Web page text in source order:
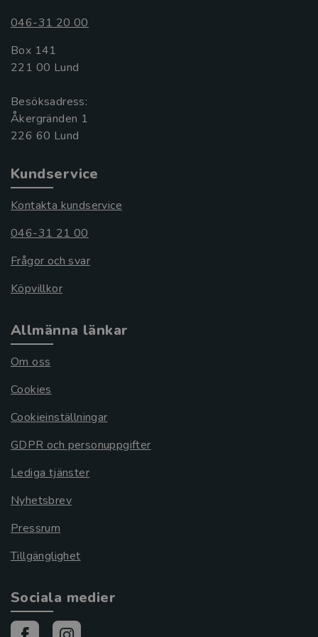
046-31 20 00
Box 141
221 00 Lund
Besöksadress:
Åkergränden 1
Kundservice
Kontakta kundservice
046-31 21 00
Frågor och svar
Köpvillkor
Allmänna länkar
Om oss
Cookies
Cookieinställningar
GDPR och personuppgifter
Lediga tjänster
Nyhetsbrev
Pressrum
Tillgänglighet
Sociala medier